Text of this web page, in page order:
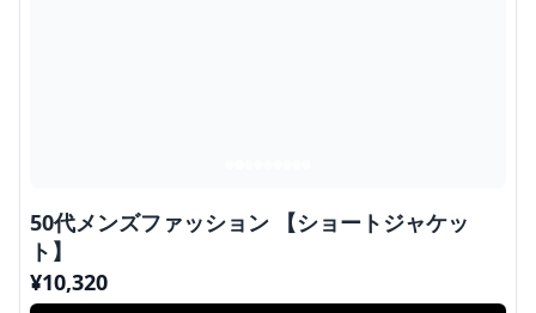
50代メンズファッション 【ショートジャケッ
ト】
¥10,320